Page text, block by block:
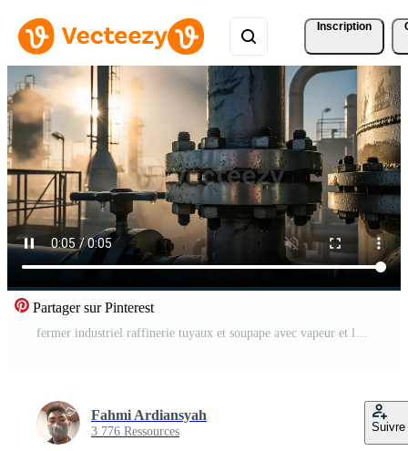
Inscription
Partager sur Pinterest
fermer industriel raffinerie tuyaux et soupape avec vapeur et lever du soleil lueur Vidéo Gratuite
Fahmi Ardiansyah
3 776 Ressources Suivre